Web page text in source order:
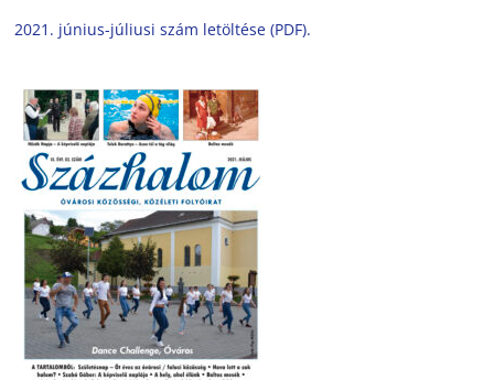
2021. június-júliusi szám letöltése (PDF).